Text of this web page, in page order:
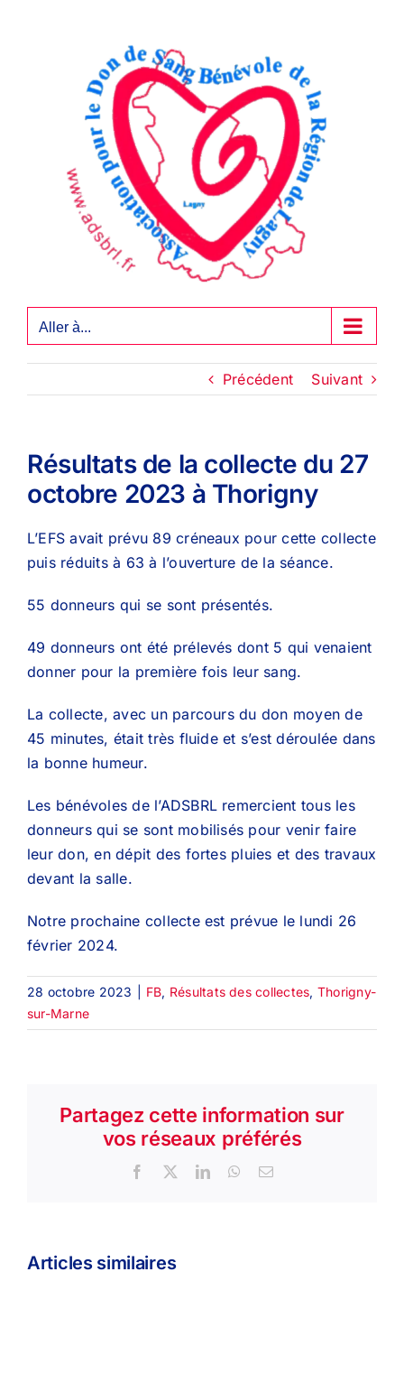
Aller à...
Précédent Suivant
Résultats de la collecte du 27
octobre 2023 à Thorigny
L’EFS avait prévu 89 créneaux pour cette collecte
puis réduits à 63 à l’ouverture de la séance.
55 donneurs qui se sont présentés.
49 donneurs ont été prélevés dont 5 qui venaient
donner pour la première fois leur sang.
La collecte, avec un parcours du don moyen de
45 minutes, était très fluide et s’est déroulée dans
la bonne humeur.
Les bénévoles de l’ADSBRL remercient tous les
donneurs qui se sont mobilisés pour venir faire
leur don, en dépit des fortes pluies et des travaux
devant la salle.
Notre prochaine collecte est prévue le lundi 26
février 2024.
28 octobre 2023 FB, Résultats des collectes, Thorigny-
sur-Marne
Partagez cette information sur
vos réseaux préférés
Facebook
X LinkedInWhatsApp
Email
Articles similaires